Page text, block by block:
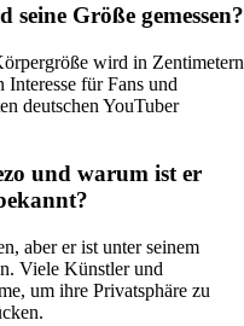
Größe gemessen?
wird in Zentimetern
für Fans und
deutschen YouTuber
und warum ist er
aber er ist unter seinem
Viele Künstler und
um ihre Privatsphäre zu